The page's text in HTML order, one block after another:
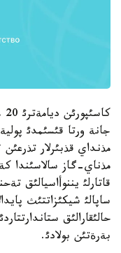
جانة ورتا قئسئمدئ
مذنداي قذبئرلار
مذناي-گاز سالاسئندا
قاتارلئ يننوأاسيالئق
ساپالئ شيكئزاتتئث
حالئقارالئق
بةرةتئن بولادئ.